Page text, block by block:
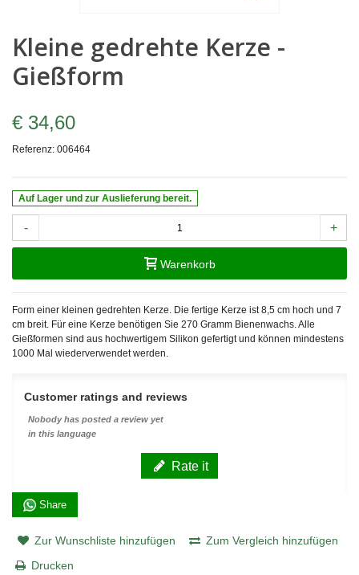
Kleine gedrehte Kerze -
Gießform
€ 34,60
Referenz: 006464
Auf Lager und zur Auslieferung bereit.
- +
Warenkorb
Form einer kleinen gedrehten Kerze. Die fertige Kerze ist 8,5 cm hoch und 7
cm breit. Für eine Kerze benötigen Sie 270 Gramm Bienenwachs. Alle
Gießformen sind aus hochwertigem Silikon gefertigt und können mindestens
1000 Mal wiederverwendet werden.
Customer ratings and reviews
Nobody has posted a review yet
in this language
Rate it
Share
Zur Wunschliste hinzufügen
Zum Vergleich hinzufügen
Drucken